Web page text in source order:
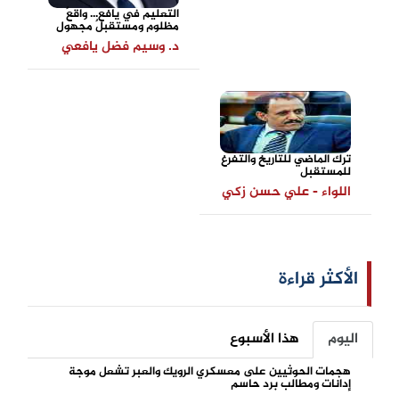
التعليم في يافع... واقعٌ
مظلوم ومستقبلٌ مجهول
د. وسيم فضل يافعي
ترك الماضي للتاريخ والتفرغ
للمستقبل
اللواء - علي حسن زكي
الأكثر قراءة
اليوم هذا الأسبوع
هجمات الحوثيين على معسكري الرويك والعبر تشعل موجة
إدانات ومطالب برد حاسم